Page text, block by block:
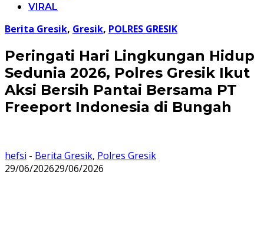
VIRAL
Berita Gresik, Gresik, POLRES GRESIK
Peringati Hari Lingkungan Hidup
Sedunia 2026, Polres Gresik Ikut
Aksi Bersih Pantai Bersama PT
Freeport Indonesia di Bungah
hefsi - Berita Gresik, Polres Gresik
29/06/202629/06/2026